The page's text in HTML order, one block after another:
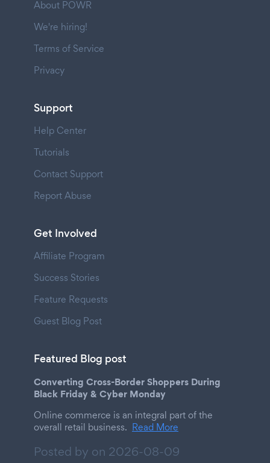
About POWR
We're hiring!
Terms of Service
Privacy
Support
Help Center
Tutorials
Contact Support
Report Abuse
Get Involved
Affiliate Program
Success Stories
Feature Requests
Guest Blog Post
Featured Blog post
Converting Cross-Border Shoppers During
Black Friday & Cyber Monday
Online commerce is an integral part of the
overall retail business. Read More
Posted by on 2026-08-09